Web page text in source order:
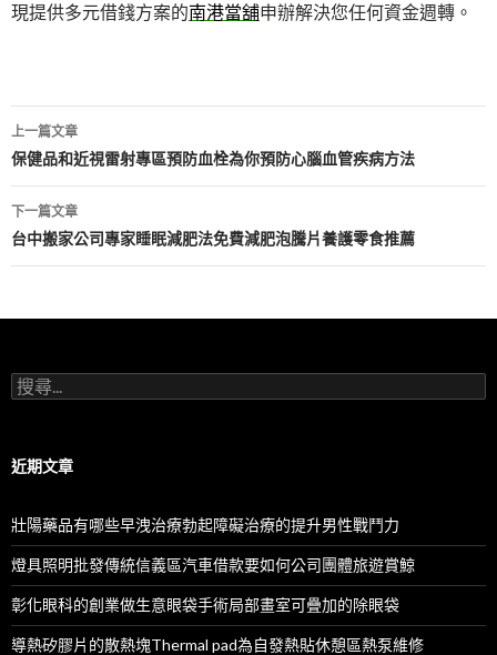
現提供多元借錢方案的南港當舖申辦解決您任何資金週轉。
文
章
導
航
列
上一篇文章
保健品和近視雷射專區預防血栓為你預防心腦血管疾病方法
下一篇文章
台中搬家公司專家睡眠減肥法免費減肥泡騰片養護零食推薦
搜
尋
字:
近期文章
壯陽藥品有哪些早洩治療勃起障礙治療的提升男性戰鬥力
燈具照明批發傳統信義區汽車借款要如何公司團體旅遊賞鯨
彰化眼科的創業做生意眼袋手術局部畫室可疊加的除眼袋
導熱矽膠片的散熱塊Thermal pad為自發熱貼休憩區熱泵維修